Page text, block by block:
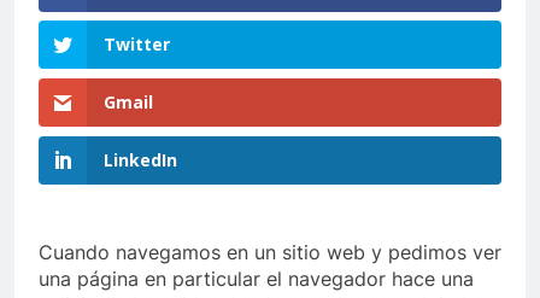
Twitter
Gmail
LinkedIn
Cuando navegamos en un sitio web y pedimos ver
una página en particular el navegador hace una